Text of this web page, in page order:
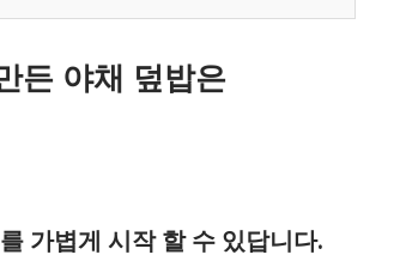
든 야채 덮밥은
가볍게 시작 할 수 있답니다.